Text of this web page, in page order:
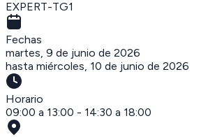
EXPERT-TG1
Fechas
martes, 9 de junio de 2026
hasta miércoles, 10 de junio de 2026
Horario
09:00 a 13:00 - 14:30 a 18:00